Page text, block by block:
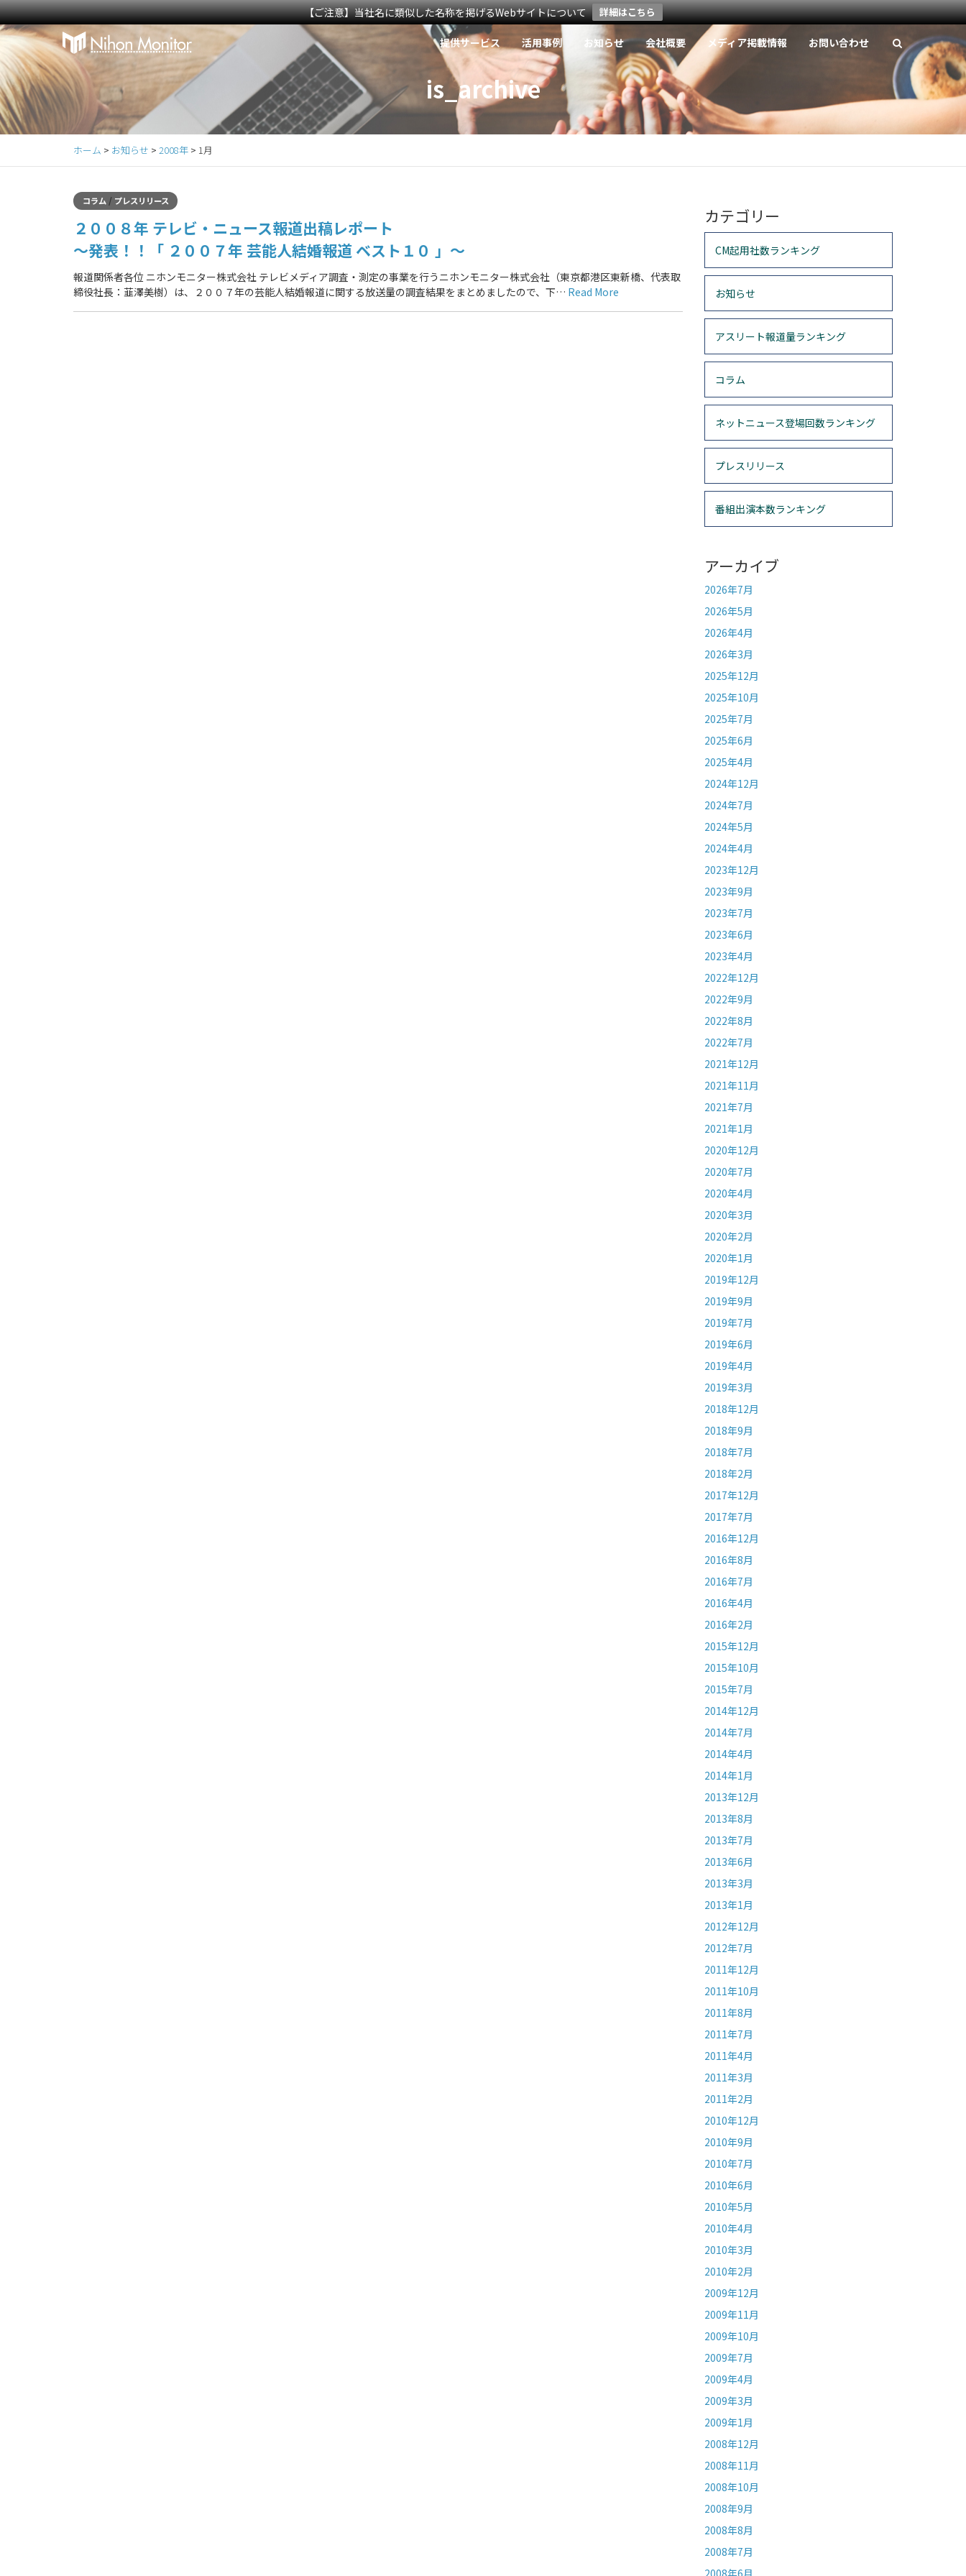
【ご注意】当社名に類似した名称を掲げるWebサイトについて 詳細はこちら
Primary
Menu
S
i
p
t
o
c
提供サービス 活用事例 お知らせ 会社概要 メディア掲載情報 お問い合わせ
is_archive
ホーム > お知らせ > 2008年 > 1月
コラム/ プレスリリース
２００８年 テレビ・ニュース報道出稿レポート
～発表！！「 ２００７年 芸能人結婚報道 ベスト１０ 」～
報道関係者各位 ニホンモニター株式会社 テレビメディア調査・測定の事業を行うニホンモニター株式会社（東京都港区東新橋、代表取
締役社長：韮澤美樹）は、２００７年の芸能人結婚報道に関する放送量の調査結果をまとめましたので、下… Read More
カテゴリー
CM起用社数ランキング
お知らせ
アスリート報道量ランキング
コラム
ネットニュース登場回数ランキング
プレスリリース
番組出演本数ランキング
アーカイブ
2026年7月
2026年5月
2026年4月
2026年3月
2025年12月
2025年10月
2025年7月
2025年6月
2025年4月
2024年12月
2024年7月
2024年5月
2024年4月
2023年12月
2023年9月
2023年7月
2023年6月
2023年4月
2022年12月
2022年9月
2022年8月
2022年7月
2021年12月
2021年11月
2021年7月
2021年1月
2020年12月
2020年7月
2020年4月
2020年3月
2020年2月
2020年1月
2019年12月
2019年9月
2019年7月
2019年6月
2019年4月
2019年3月
2018年12月
2018年9月
2018年7月
2018年2月
2017年12月
2017年7月
2016年12月
2016年8月
2016年7月
2016年4月
2016年2月
2015年12月
2015年10月
2015年7月
2014年12月
2014年7月
2014年4月
2014年1月
2013年12月
2013年8月
2013年7月
2013年6月
2013年3月
2013年1月
2012年12月
2012年7月
2011年12月
2011年10月
2011年8月
2011年7月
2011年4月
2011年3月
2011年2月
2010年12月
2010年9月
2010年7月
2010年6月
2010年5月
2010年4月
2010年3月
2010年2月
2009年12月
2009年11月
2009年10月
2009年7月
2009年4月
2009年3月
2009年1月
2008年12月
2008年11月
2008年10月
2008年9月
2008年8月
2008年7月
2008年6月